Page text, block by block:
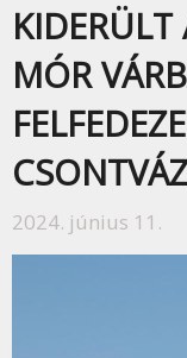
KIDERÜLT
MÓR
2024. június 11.